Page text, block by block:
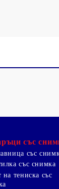
със
със
със снимка
на тениска със